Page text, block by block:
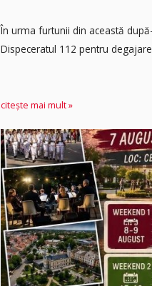
În urma furtunii din această
Dispeceratul 112 pentru
citește mai mult »